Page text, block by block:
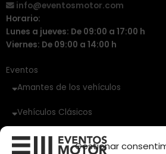
Gestionar
info@eventosmotor.com
Horario:
Lunes a jueves: De 09:00 a 17:00 h
Viernes: De 09:00 a 14:00 h
Eventos
Amantes de los vehículos
Vehículos Clásicos
Vehículos Nuevos